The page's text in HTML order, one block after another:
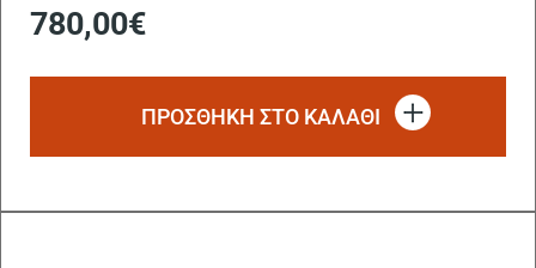
780,00€
ΠΡΟΣΘΗΚΗ ΣΤΟ ΚΑΛΑΘΙ